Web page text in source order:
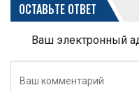
ОСТАВЬТЕ ОТВЕТ
Ваш электронный